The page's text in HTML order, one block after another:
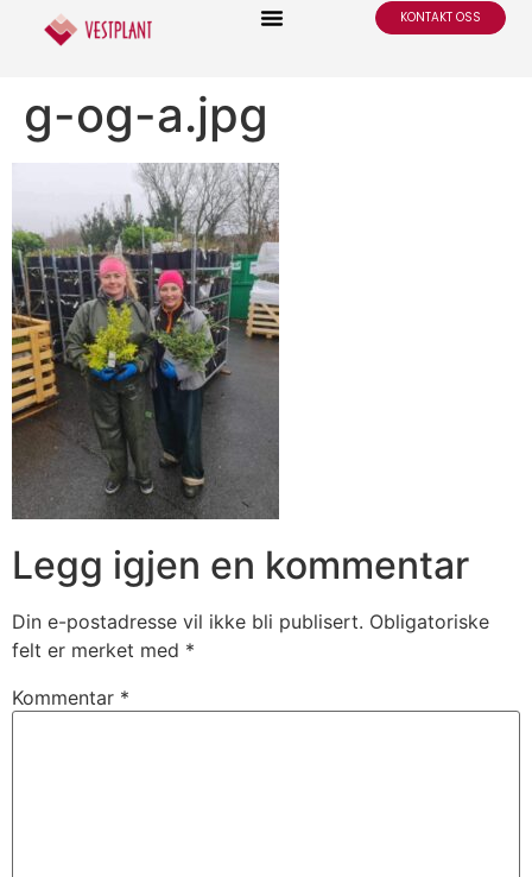
KONTAKT OSS
g-og-a.jpg
Legg igjen en kommentar
Din e-postadresse vil ikke bli publisert. Obligatoriske
felt er merket med *
Kommentar *